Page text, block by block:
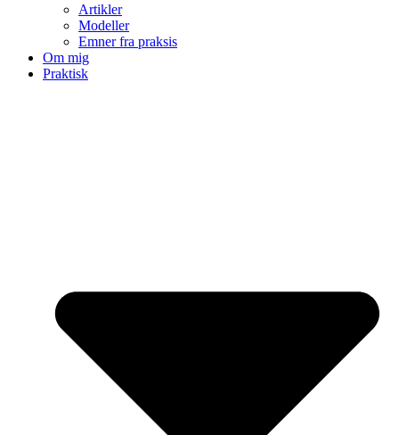
Artikler
Modeller
Emner fra praksis
Om mig
Praktisk